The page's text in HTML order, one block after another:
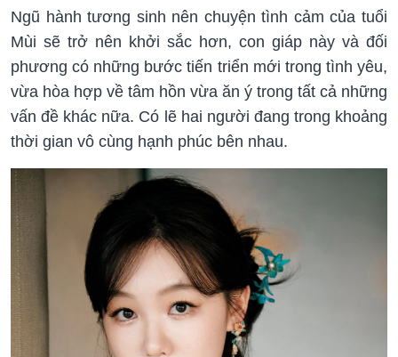
Ngũ hành tương sinh nên chuyện tình cảm của tuổi
Mùi sẽ trở nên khởi sắc hơn, con giáp này và đối
phương có những bước tiến triển mới trong tình yêu,
vừa hòa hợp về tâm hồn vừa ăn ý trong tất cả những
vấn đề khác nữa. Có lẽ hai người đang trong khoảng
thời gian vô cùng hạnh phúc bên nhau.